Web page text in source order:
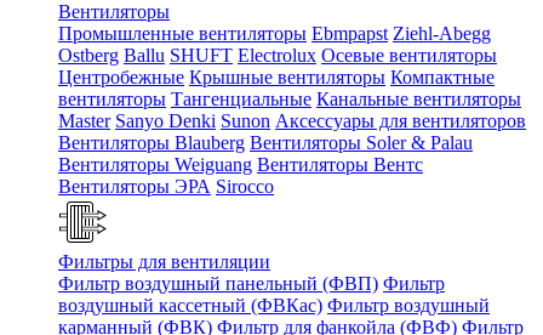
Вентиляторы
Промышленные вентиляторы Ebmpapst Ziehl-Abegg
Ostberg Ballu SHUFT Electrolux Осевые вентиляторы
Центробежные Крышные вентиляторы Компактные
вентиляторы Тангенциальные Канальные вентиляторы
Master Sanyo Denki Sunon Аксессуары для вентиляторов
Вентиляторы Blauberg Вентиляторы Soler & Palau
Вентиляторы Weiguang Вентиляторы Вентс
Вентиляторы ЭРА Sirocco
Фильтры для вентиляции
Фильтр воздушный панельный (ФВП) Фильтр
воздушный кассетный (ФВКас) Фильтр воздушный
карманный (ФВК) Фильтр для фанкойла (ФВФ) Фильтр